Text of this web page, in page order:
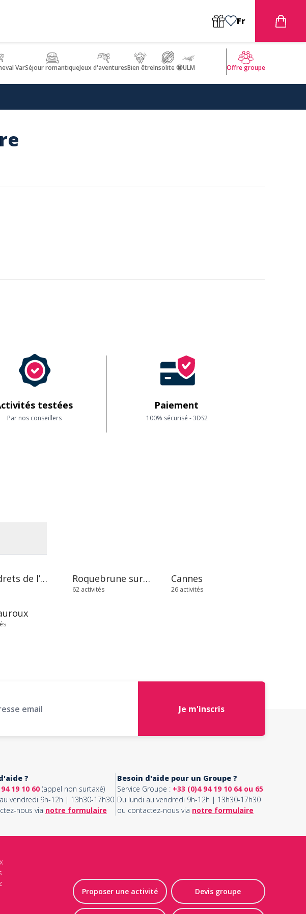
Fr
VarSéjour romantiqueJeux d'aventuresBien êtreInsolite 🤩ULM Offre groupe
testées
Par nos conseillers
Paiement
100% sécurisé - 3DS2
Les Adrets de l’Estérel Roquebrune sur Argens
62 activités
Cannes
26 activités
email Je m'inscris
?
19 10 60(appel non surtaxé)
vendredi 9h-12h | 13h30-17h30
nous via notre formulaire
Besoin d'aide pour un Groupe ?
Service Groupe : +33 (0)4 94 19 10 64 ou 65
Du lundi au vendredi 9h-12h | 13h30-17h30
ou contactez-nous via notre formulaire
Proposer une activité Devis groupe